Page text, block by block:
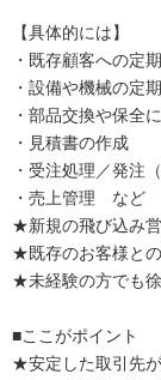
【具体的には】
・既存顧客への定
・設備や機械の定
・部品交換や保全
・見積書の作成
・受注処理／発注
・売上管理 など
★新規の飛び込み営
★既存のお客様と
★未経験の方でも
■ここがポイント
★安定した取引先